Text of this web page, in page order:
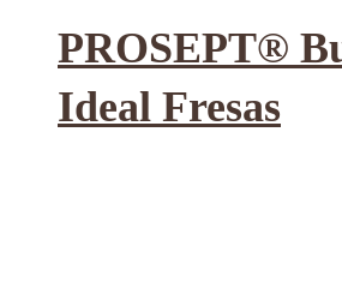
PROSEPT®
Ideal Fresas